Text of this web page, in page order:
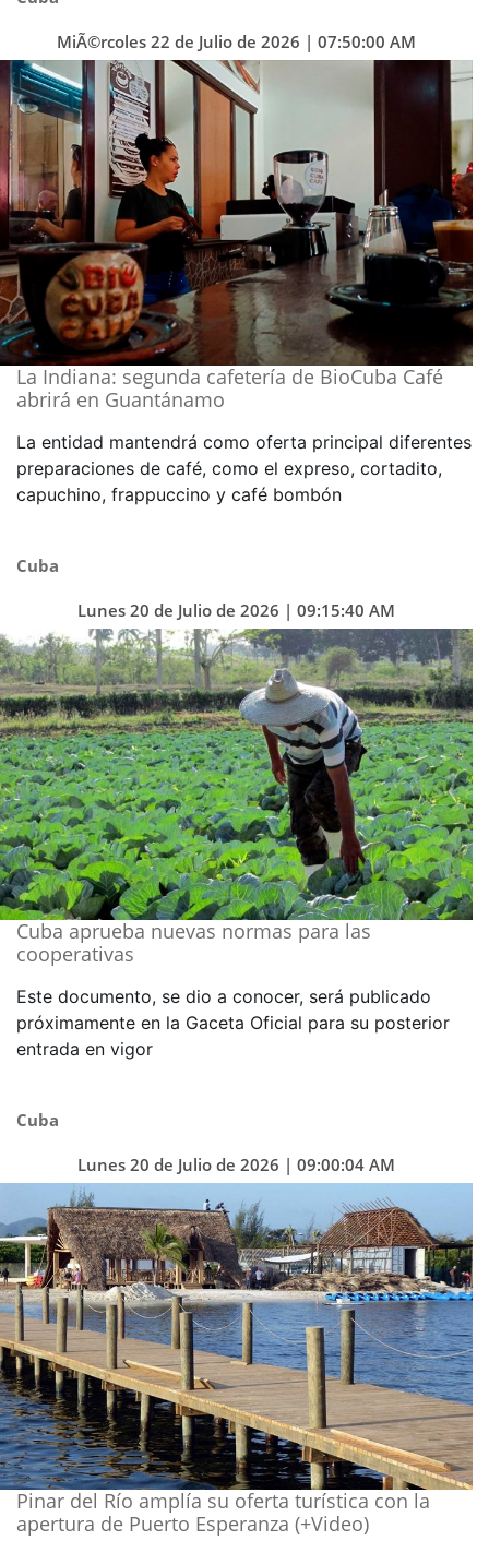
MiÃ©rcoles 22 de Julio de 2026 | 07:50:00 AM
La Indiana: segunda cafetería de BioCuba Café
abrirá en Guantánamo
La entidad mantendrá como oferta principal diferentes
preparaciones de café, como el expreso, cortadito,
capuchino, frappuccino y café bombón
Cuba
Lunes 20 de Julio de 2026 | 09:15:40 AM
Cuba aprueba nuevas normas para las
cooperativas
Este documento, se dio a conocer, será publicado
próximamente en la Gaceta Oficial para su posterior
entrada en vigor
Cuba
Lunes 20 de Julio de 2026 | 09:00:04 AM
Pinar del Río amplía su oferta turística con la
apertura de Puerto Esperanza (+Video)